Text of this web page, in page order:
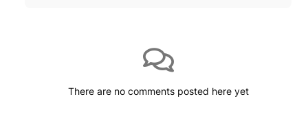
There are no comments posted here yet